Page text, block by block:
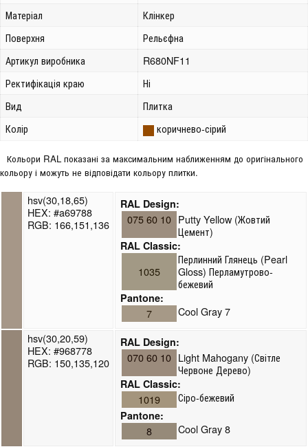
Матеріал
Клінкер
Поверхня
Рельєфна
Артикул виробника
R680NF11
Ректифікація краю
Ні
Вид
Плитка
Колір
коричнево-сірий
Кольори RAL показані за максимальним наближенням до оригінального
кольору і можуть не відповідати кольору плитки.
hsv(30,18,65)
HEX: #a69788
RGB: 166,151,136
RAL Design:
075 60 10 Putty Yellow (Жовтий
Цемент)
RAL Classic:
1035
Перлинний Глянець (Pearl
Gloss) Перламутрово-
бежевий
Pantone:
7
Cool Gray 7
hsv(30,20,59)
HEX: #968778
RGB: 150,135,120
RAL Design:
070 60 10 Light Mahogany (Світле
Червоне Дерево)
RAL Classic:
1019 Сіро-бежевий
Pantone:
8
Cool Gray 8